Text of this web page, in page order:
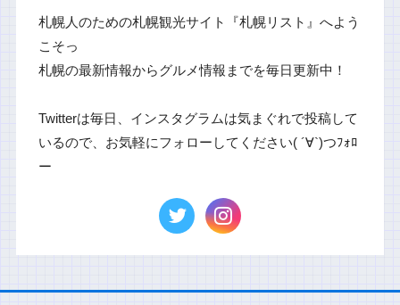
札幌人のための札幌観光サイト『札幌リスト』へよう
こそっ
札幌の最新情報からグルメ情報までを毎日更新中！
Twitterは毎日、インスタグラムは気まぐれで投稿して
いるので、お気軽にフォローしてください( ´∀`)つﾌｫﾛ
ー